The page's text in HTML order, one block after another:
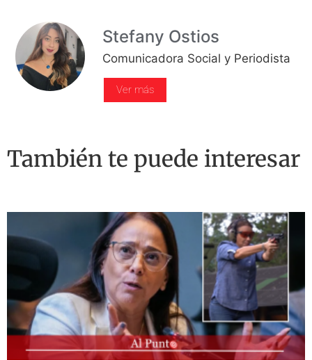
Stefany Ostios
Comunicadora Social y Periodista
Ver más
También te puede interesar